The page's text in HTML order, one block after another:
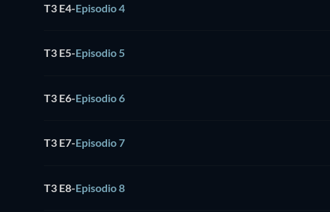
T3 E4-Episodio 4
T3 E5-Episodio 5
T3 E6-Episodio 6
T3 E7-Episodio 7
T3 E8-Episodio 8